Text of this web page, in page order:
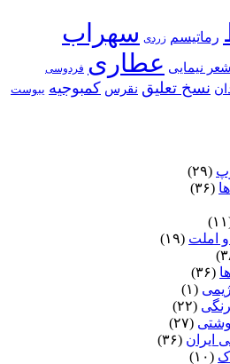
رماتیسم زردی سهراب
شعر نیمایی عطاری فردوسی
نسخ تعلیق نقرس کمبوجیه یبوست
(۲۹)
(۳۶)
املت (۱۹)
(۳۶)
(۱)
(۲۲)
(۲۷)
ایران (۳۶)
(۱۰)